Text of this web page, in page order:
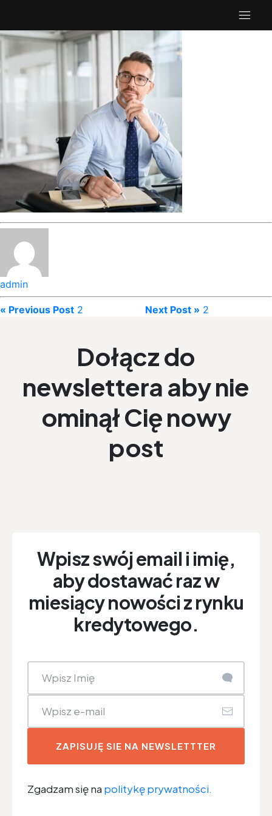
admin
« Previous Post 2 Next Post » 2
Dołącz do
newslettera aby nie
ominął Cię nowy
post
Wpisz swój email i imię,
aby dostawać raz w
miesiący nowości z rynku
kredytowego.
ZAPISUJĘ SIE NA NEWSLETTTER
Zgadzam się na politykę prywatności.